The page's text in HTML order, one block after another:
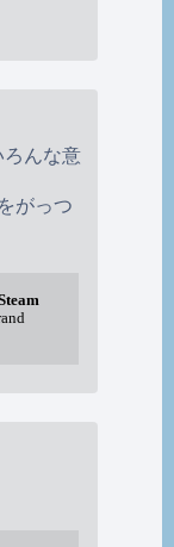
ろんな意
がっつ